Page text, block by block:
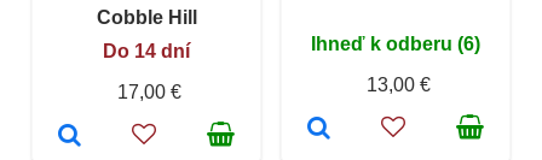
Cobble Hill
Do 14 dní
17,00 €
Ihneď k odberu (6)
13,00 €